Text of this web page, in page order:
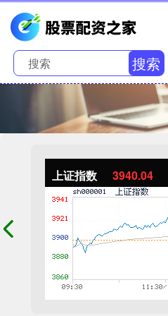
搜索
上证指数 3940.04